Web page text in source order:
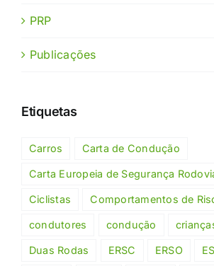
PRP
Publicações
Etiquetas
Carros Carta de Condução
Carta Europeia de Segurança
Ciclistas Comportamentos de
condutores condução
Duas Rodas ERSC ERSO